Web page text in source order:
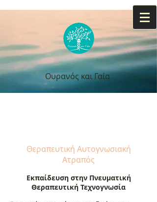
Ουρανός και Γαία
Ουρανός και Γαία
Θεραπευτική Αυτογνωσιακή
Ατραπός
Εκπαίδευση στην Πνευματική
Θεραπευτική Τεχνογνωσία